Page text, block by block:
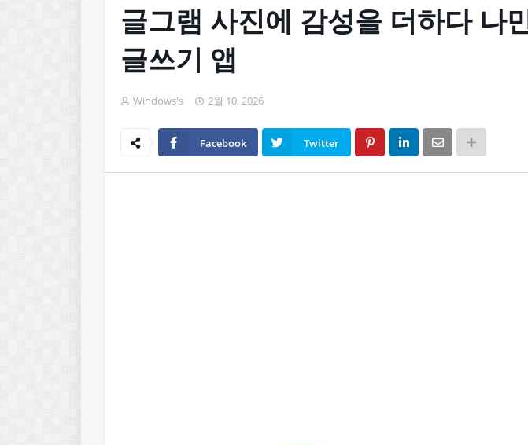
글그램 사진에 감성을 더하다 나
글쓰기 앱
Windows's 2월 10, 2026
Facebook Twitter